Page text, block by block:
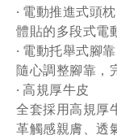
‧ 電動推進式頭枕
體貼的多段式電
‧ 電動托舉式腳靠
隨心調整腳靠，
‧ 高規厚牛皮
全套採用高規厚
革觸感親膚、透